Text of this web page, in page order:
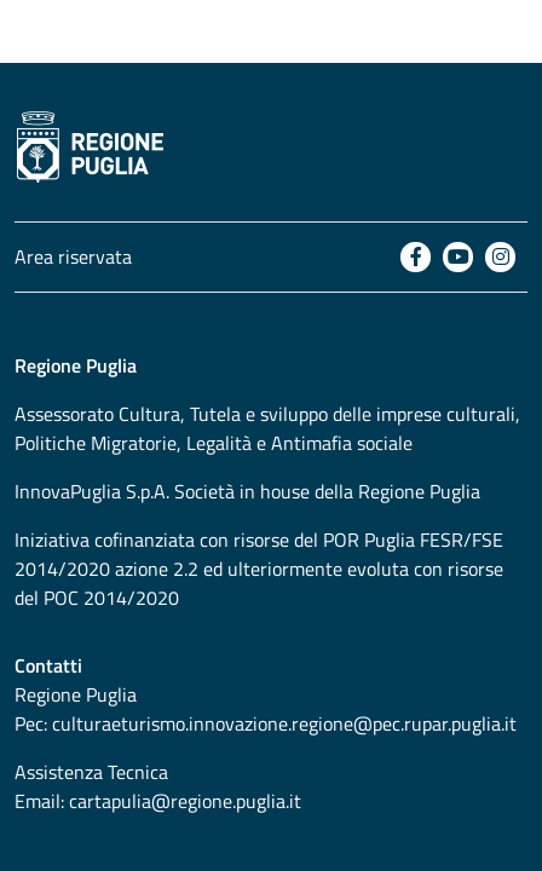
Area riservata
Regione Puglia
Assessorato Cultura, Tutela e sviluppo delle imprese culturali,
Politiche Migratorie, Legalità e Antimafia sociale
InnovaPuglia S.p.A. Società in house della Regione Puglia
Iniziativa cofinanziata con risorse del POR Puglia FESR/FSE
2014/2020 azione 2.2 ed ulteriormente evoluta con risorse
del POC 2014/2020
Contatti
Regione Puglia
Pec:culturaeturismo.innovazione.regione@pec.rupar.puglia.it
Assistenza Tecnica
Email:cartapulia@regione.puglia.it